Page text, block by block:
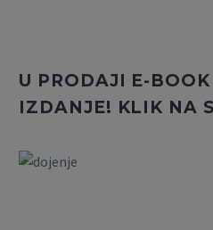
U PRODAJI E-
IZDANJE! KLIK NA